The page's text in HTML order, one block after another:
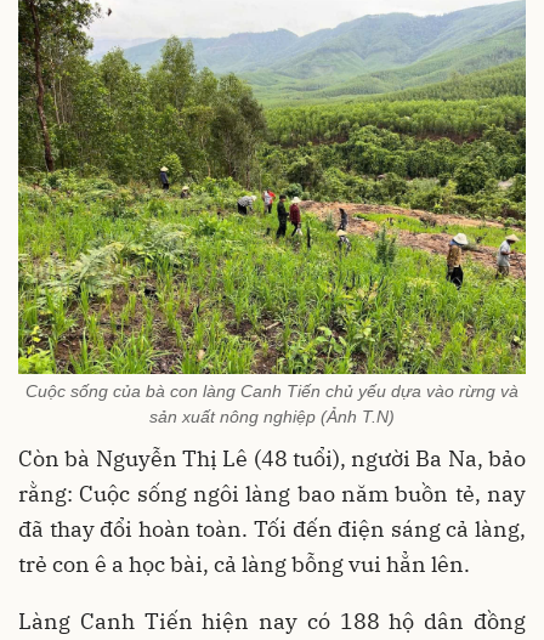
Cuộc sống của bà con làng Canh Tiến chủ yếu dựa vào rừng và
sản xuất nông nghiệp (Ảnh T.N)
Còn bà Nguyễn Thị Lê (48 tuổi), người Ba Na, bảo
rằng: Cuộc sống ngôi làng bao năm buồn tẻ, nay
đã thay đổi hoàn toàn. Tối đến điện sáng cả làng,
trẻ con ê a học bài, cả làng bỗng vui hẳn lên.
Làng Canh Tiến hiện nay có 188 hộ dân đồng